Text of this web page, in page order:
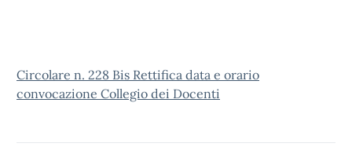
Circolare n. 228 Bis Rettifica data e orario
convocazione Collegio dei Docenti